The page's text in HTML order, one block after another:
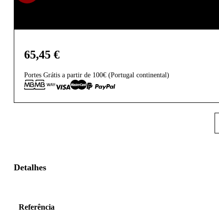
65,45 €
Portes Grátis a partir de 100€ (Portugal continental)
Detalhes
Referência